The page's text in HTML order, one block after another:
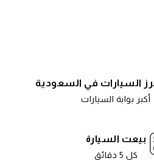
السيارات في السعودية
أكبر بوابة السيارات
بيعت السيارة
كل 5 دقائق